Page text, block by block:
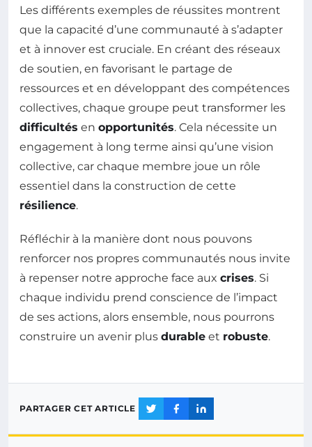
Les différents exemples de réussites montrent
que la capacité d’une communauté à s’adapter
et à innover est cruciale. En créant des réseaux
de soutien, en favorisant le partage de
ressources et en développant des compétences
collectives, chaque groupe peut transformer les
difficultés en opportunités. Cela nécessite un
engagement à long terme ainsi qu’une vision
collective, car chaque membre joue un rôle
essentiel dans la construction de cette
résilience.
Réfléchir à la manière dont nous pouvons
renforcer nos propres communautés nous invite
à repenser notre approche face aux crises. Si
chaque individu prend conscience de l’impact
de ses actions, alors ensemble, nous pourrons
construire un avenir plus durable et robuste.
PARTAGER CET ARTICLE